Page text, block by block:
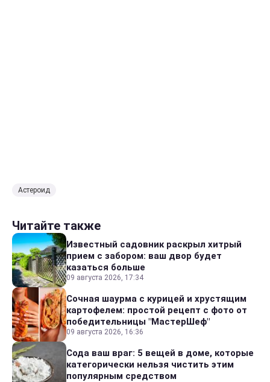
Астероид
Читайте также
Известный садовник раскрыл хитрый
прием с забором: ваш двор будет
казаться больше
09 августа 2026, 17:34
Сочная шаурма с курицей и хрустящим
картофелем: простой рецепт с фото от
победительницы "МастерШеф"
09 августа 2026, 16:36
Сода ваш враг: 5 вещей в доме, которые
категорически нельзя чистить этим
популярным средством